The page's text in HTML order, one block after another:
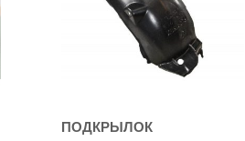
ПОДКРЫЛОК